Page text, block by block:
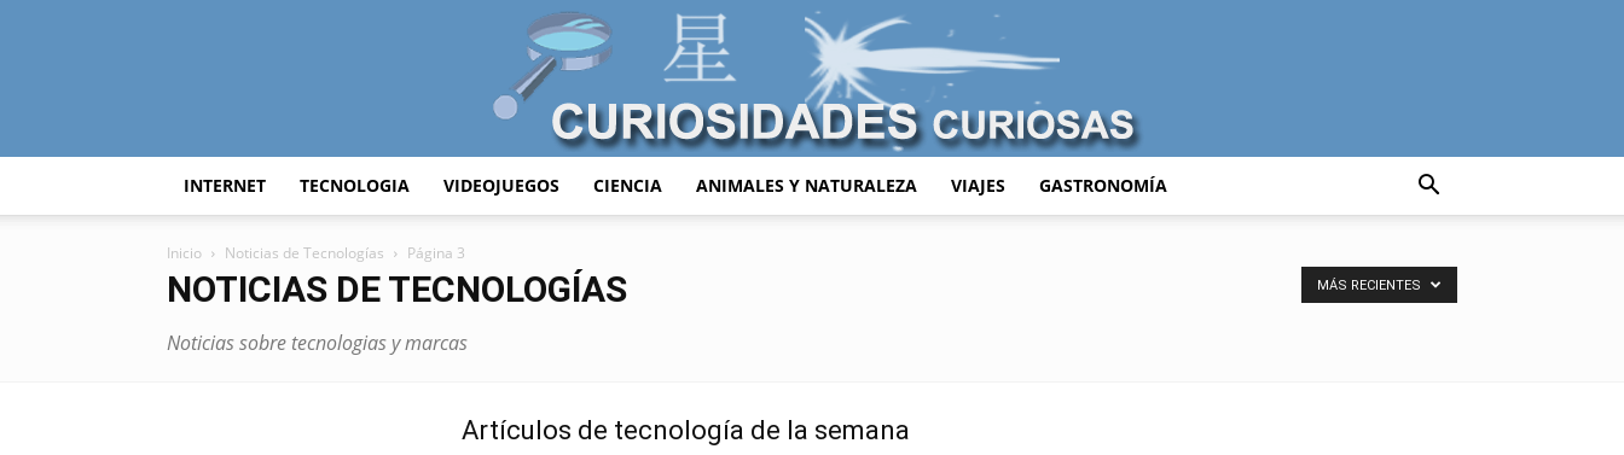
INTERNET TECNOLOGIA VIDEOJUEGOS CIENCIA ANIMALES Y NATURALEZA VIAJES GASTRONOMÍA
Inicio Noticias de Tecnologías Página 3
NOTICIAS DE TECNOLOGÍAS
Noticias sobre tecnologias y marcas
MÁS RECIENTES
Artículos de tecnología de la semana